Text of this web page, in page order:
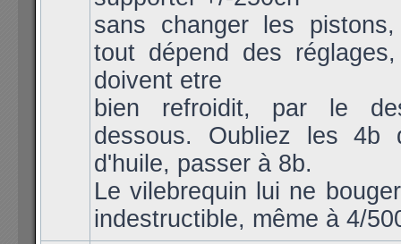
sans changer les
tout dépend des
doivent etre
bien refroidit, par le
dessous. Oubliez les 4b
d'huile, passer à 8b.
Le vilebrequin lui ne
indestructible, même à 4/